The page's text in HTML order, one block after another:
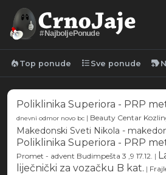
#NajboljePonude
local_fire_department Top ponude format_list_bulleted Sve ponude new_label
Poliklinika Superiora - PRP
dnevni odmor novo bc | Beauty Centar
Makedonski Sveti Nikola -
Poliklinika Superiora - PRP
Promet - advent Budimpešta 3 ,9 17.12. |
liječnički za vozačku B kat. |